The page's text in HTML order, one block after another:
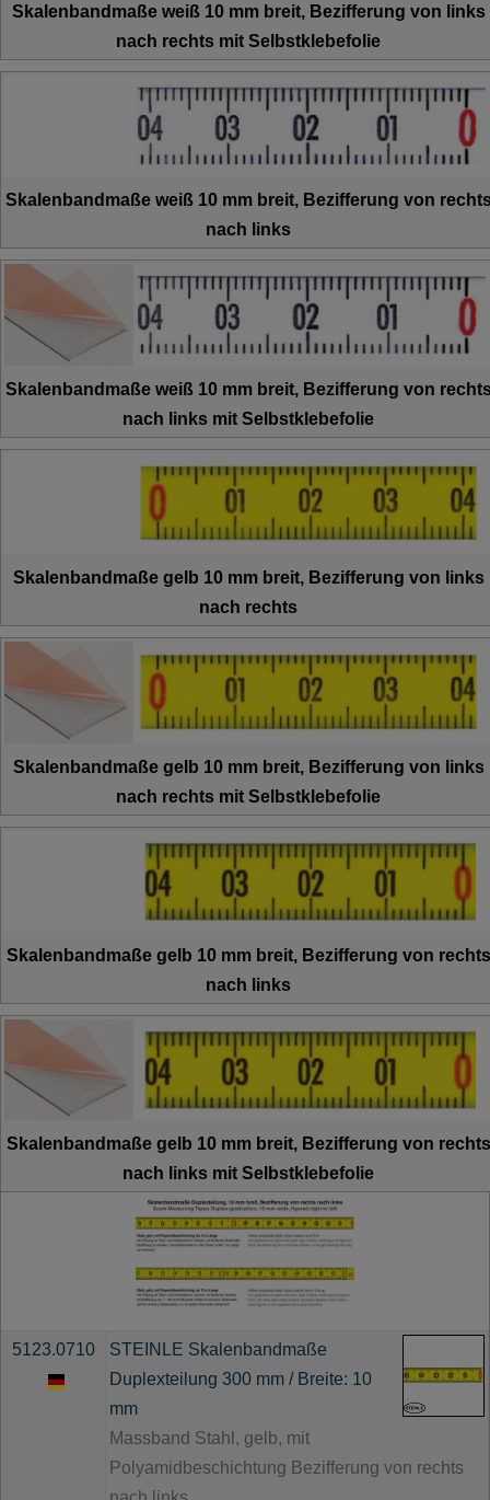
Skalenbandmaße weiß 10 mm breit, Bezifferung von links
nach rechts mit Selbstklebefolie
Skalenbandmaße weiß 10 mm breit, Bezifferung von
nach links
Skalenbandmaße weiß 10 mm breit, Bezifferung von
nach links mit Selbstklebefolie
Skalenbandmaße gelb 10 mm breit, Bezifferung von links
nach rechts
Skalenbandmaße gelb 10 mm breit, Bezifferung von links
nach rechts mit Selbstklebefolie
Skalenbandmaße gelb 10 mm breit, Bezifferung von rechts
nach links
Skalenbandmaße gelb 10 mm breit, Bezifferung von rechts
nach links mit Selbstklebefolie
5123.0710
STEINLE Skalenbandmaße
Duplexteilung 300 mm / Breite: 10
mm
Massband Stahl, gelb, mit
Polyamidbeschichtung Bezifferung von rechts